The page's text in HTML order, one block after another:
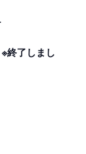
※終了しまし